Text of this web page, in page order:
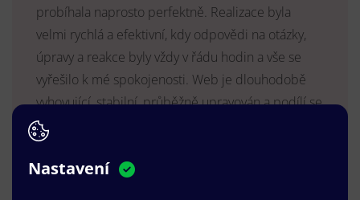
probíhala naprosto perfektně. Realizace byla
velmi rychlá a efektivní, kdy odpovědi na otázky,
úpravy a reakce byly vždy v řádu hodin a vše se
vyřešilo k mé spokojenosti. Web je dlouhodobě
vyhovující, stabilní, průběžně upravován a podílí se
na pozitivním vnímání naší značky.
MUDr. Radek Vyšohlíd
VENART s.r.o.
Nastavení